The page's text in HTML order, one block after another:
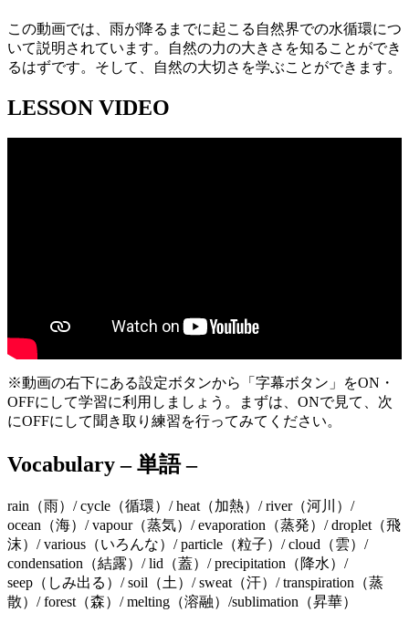
この動画では、雨が降るまでに起こる自然界での水循環につ
いて説明されています。自然の力の大きさを知ることができ
るはずです。そして、自然の大切さを学ぶことができます。
LESSON VIDEO
※動画の右下にある設定ボタンから「字幕ボタン」をON・
OFFにして学習に利用しましょう。まずは、ONで見て、次
にOFFにして聞き取り練習を行ってみてください。
Vocabulary – 単語 –
rain（雨）/ cycle（循環）/ heat（加熱）/ river（河川）/
ocean（海）/ vapour（蒸気）/ evaporation（蒸発）/ droplet（飛
沫）/ various（いろんな）/ particle（粒子）/ cloud（雲）/
condensation（結露）/ lid（蓋）/ precipitation（降水）/
seep（しみ出る）/ soil（土）/ sweat（汗）/ transpiration（蒸
散）/ forest（森）/ melting（溶融）/sublimation（昇華）